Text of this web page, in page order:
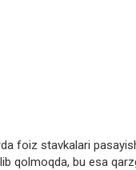
foiz stavkalari
qolmoqda, bu esa